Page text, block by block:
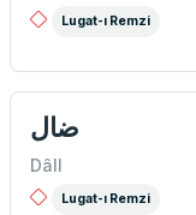
Lugat-ı Remzi
ضال
Dâll
Lugat-ı Remzi